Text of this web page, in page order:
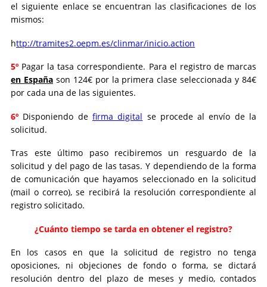
el siguiente enlace se encuentran las clasificaciones de los
mismos:
http://tramites2.oepm.es/clinmar/inicio.action
5º Pagar la tasa correspondiente. Para el registro de marcas
en España son 124€ por la primera clase seleccionada y 84€
por cada una de las siguientes.
6º Disponiendo de firma digital se procede al envío de la
solicitud.
Tras este último paso recibiremos un resguardo de la
solicitud y del pago de las tasas. Y dependiendo de la forma
de comunicación que hayamos seleccionado en la solicitud
(mail o correo), se recibirá la resolución correspondiente al
registro solicitado.
¿Cuánto tiempo se tarda en obtener el registro?
En los casos en que la solicitud de registro no tenga
oposiciones, ni objeciones de fondo o forma, se dictará
resolución dentro del plazo de meses y medio, contados